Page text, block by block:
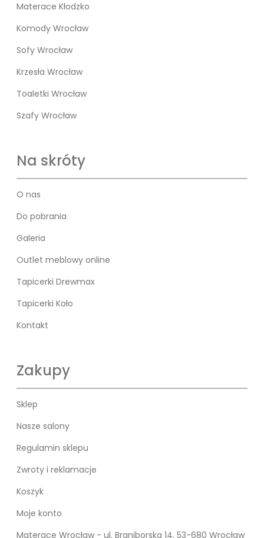
Materace Kłodzko
Komody Wrocław
Sofy Wrocław
Krzesła Wrocław
Toaletki Wrocław
Szafy Wrocław
Na skróty
O nas
Do pobrania
Galeria
Outlet meblowy online
Tapicerki Drewmax
Tapicerki Koło
Kontakt
Zakupy
Sklep
Nasze salony
Regulamin sklepu
Zwroty i reklamacje
Koszyk
Moje konto
Materace Wrocław - ul. Braniborska 14, 53-680 Wrocław